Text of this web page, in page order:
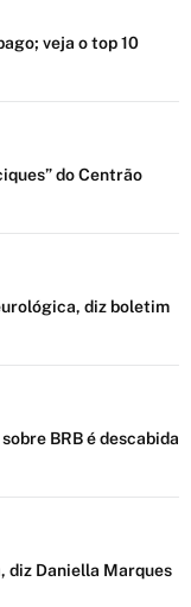
veja o top 10
do Centrão
diz boletim
BRB é descabida
diz Daniella Marques